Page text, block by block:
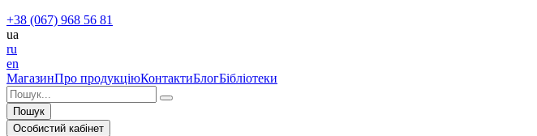
+38 (067) 968 56 81
ua
ru
en
МагазинПро продукціюКонтактиБлогБібліотеки
Пошук
Особистий кабінет